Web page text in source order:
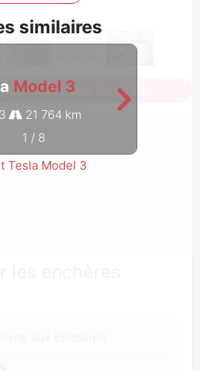
similaires
Model 3
21 764 km
1 / 8
Tesla Model 3
voir toutes les photos